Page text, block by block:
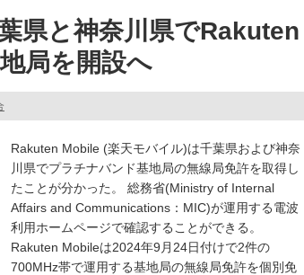
県と神奈川県でRakuten
局を開設へ
Rakuten Mobile (楽天モバイル)は千葉県および神奈
川県でプラチナバンド基地局の無線局免許を取得し
たことが分かった。 総務省(Ministry of Internal
Affairs and Communications：MIC)が運用する電波
利用ホームページで確認することができる。
Rakuten Mobileは2024年9月24日付けで2件の
700MHz帯で運用する基地局の無線局免許を個別免